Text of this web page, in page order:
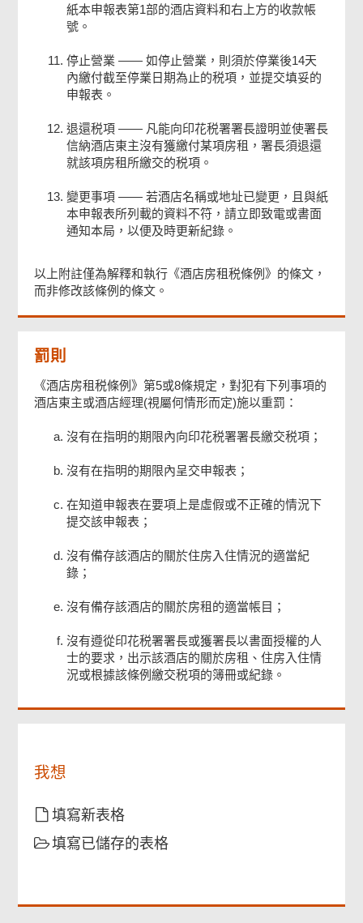
紙本申報表第1部的酒店資料和右上方的收款帳
號。
停止營業 —— 如停止營業，則須於停業後14天
內繳付截至停業日期為止的税項，並提交填妥的
申報表。
退還税項 —— 凡能向印花税署署長證明並使署長
信納酒店東主沒有獲繳付某項房租，署長須退還
就該項房租所繳交的税項。
變更事項 —— 若酒店名稱或地址已變更，且與紙
本申報表所列載的資料不符，請立即致電或書面
通知本局，以便及時更新紀錄。
以上附註僅為解釋和執行《酒店房租税條例》的條文，
而非修改該條例的條文。
罰則
《酒店房租税條例》第5或8條規定，對犯有下列事項的
酒店東主或酒店經理(視屬何情形而定)施以重罰：
沒有在指明的期限內向印花税署署長繳交税項；
沒有在指明的期限內呈交申報表；
在知道申報表在要項上是虛假或不正確的情況下
提交該申報表；
沒有備存該酒店的關於住房入住情況的適當紀
錄；
沒有備存該酒店的關於房租的適當帳目；
沒有遵從印花税署署長或獲署長以書面授權的人
士的要求，出示該酒店的關於房租、住房入住情
況或根據該條例繳交税項的簿冊或紀錄。
我想
填寫新表格
填寫已儲存的表格